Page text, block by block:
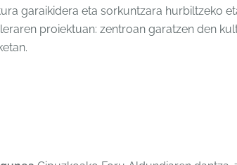
garaikidera eta sorkuntzara hurbiltzeko
proiektuan: zentroan garatzen den